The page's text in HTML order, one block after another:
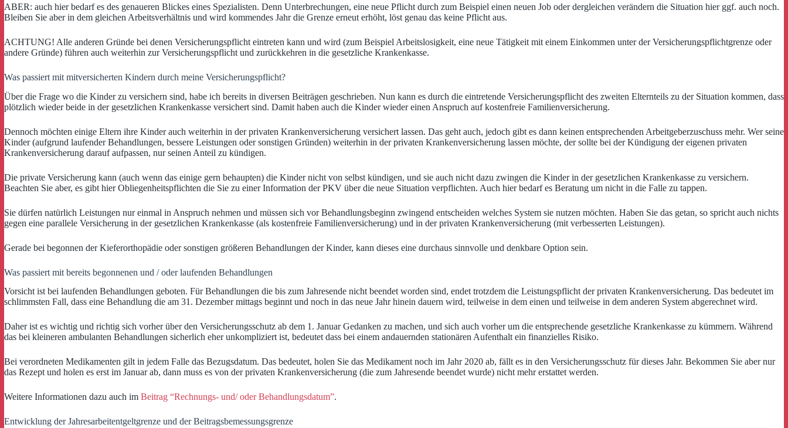
ABER: auch hier bedarf es des genaueren Blickes eines Spezialisten. Denn Unterbrechungen, eine neue Pflicht durch zum Beispiel einen neuen Job oder dergleichen verändern die Situation hier ggf. auch noch.
Bleiben Sie aber in dem gleichen Arbeitsverhältnis und wird kommendes Jahr die Grenze erneut erhöht, löst genau das keine Pflicht aus.
ACHTUNG! Alle anderen Gründe bei denen Versicherungspflicht eintreten kann und wird (zum Beispiel Arbeitslosigkeit, eine neue Tätigkeit mit einem Einkommen unter der Versicherungspflichtgrenze oder
andere Gründe) führen auch weiterhin zur Versicherungspflicht und zurückkehren in die gesetzliche Krankenkasse.
Was passiert mit mitversicherten Kindern durch meine Versicherungspflicht?
Über die Frage wo die Kinder zu versichern sind, habe ich bereits in diversen Beiträgen geschrieben. Nun kann es durch die eintretende Versicherungspflicht des zweiten Elternteils zu der Situation kommen, dass
plötzlich wieder beide in der gesetzlichen Krankenkasse versichert sind. Damit haben auch die Kinder wieder einen Anspruch auf kostenfreie Familienversicherung.
Dennoch möchten einige Eltern ihre Kinder auch weiterhin in der privaten Krankenversicherung versichert lassen. Das geht auch, jedoch gibt es dann keinen entsprechenden Arbeitgeberzuschuss mehr. Wer seine
Kinder (aufgrund laufender Behandlungen, bessere Leistungen oder sonstigen Gründen) weiterhin in der privaten Krankenversicherung lassen möchte, der sollte bei der Kündigung der eigenen privaten
Krankenversicherung darauf aufpassen, nur seinen Anteil zu kündigen.
Die private Versicherung kann (auch wenn das einige gern behaupten) die Kinder nicht von selbst kündigen, und sie auch nicht dazu zwingen die Kinder in der gesetzlichen Krankenkasse zu versichern.
Beachten Sie aber, es gibt hier Obliegenheitspflichten die Sie zu einer Information der PKV über die neue Situation verpflichten. Auch hier bedarf es Beratung um nicht in die Falle zu tappen.
Sie dürfen natürlich Leistungen nur einmal in Anspruch nehmen und müssen sich vor Behandlungsbeginn zwingend entscheiden welches System sie nutzen möchten. Haben Sie das getan, so spricht auch nichts
gegen eine parallele Versicherung in der gesetzlichen Krankenkasse (als kostenfreie Familienversicherung) und in der privaten Krankenversicherung (mit verbesserten Leistungen).
Gerade bei begonnen der Kieferorthopädie oder sonstigen größeren Behandlungen der Kinder, kann dieses eine durchaus sinnvolle und denkbare Option sein.
Was passiert mit bereits begonnenen und / oder laufenden Behandlungen
Vorsicht ist bei laufenden Behandlungen geboten. Für Behandlungen die bis zum Jahresende nicht beendet worden sind, endet trotzdem die Leistungspflicht der privaten Krankenversicherung. Das bedeutet im
schlimmsten Fall, dass eine Behandlung die am 31. Dezember mittags beginnt und noch in das neue Jahr hinein dauern wird, teilweise in dem einen und teilweise in dem anderen System abgerechnet wird.
Daher ist es wichtig und richtig sich vorher über den Versicherungsschutz ab dem 1. Januar Gedanken zu machen, und sich auch vorher um die entsprechende gesetzliche Krankenkasse zu kümmern. Während
das bei kleineren ambulanten Behandlungen sicherlich eher unkompliziert ist, bedeutet dass bei einem andauernden stationären Aufenthalt ein finanzielles Risiko.
Bei verordneten Medikamenten gilt in jedem Falle das Bezugsdatum. Das bedeutet, holen Sie das Medikament noch im Jahr 2020 ab, fällt es in den Versicherungsschutz für dieses Jahr. Bekommen Sie aber nur
das Rezept und holen es erst im Januar ab, dann muss es von der privaten Krankenversicherung (die zum Jahresende beendet wurde) nicht mehr erstattet werden.
Weitere Informationen dazu auch im Beitrag “Rechnungs- und/ oder Behandlungsdatum”.
Entwicklung der Jahresarbeitentgeltgrenze und der Beitragsbemessungsgrenze